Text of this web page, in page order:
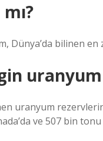
Dünya’da bilinen
uranyum
ve 507 bin